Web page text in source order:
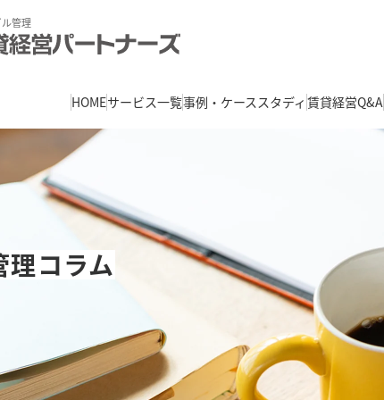
管理
HOMEサービス一覧事例・ケーススタディ 賃貸経営Q&A
理コラム